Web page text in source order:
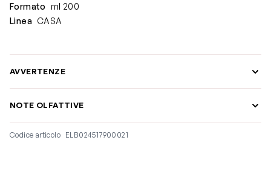
Formato
ml 200
Linea CASA
AVVERTENZE
NOTE OLFATTIVE
Codice articolo ELB024517900021